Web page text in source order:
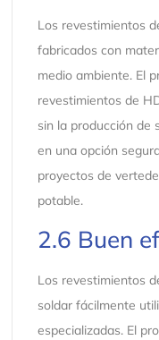
Los revestimientos
fabricados con
medio ambiente. El
revestimientos de
sin la producción de
en una opción
proyectos de
potable.
2.6 Buen
Los revestimientos
soldar fácilmente
especializadas. El